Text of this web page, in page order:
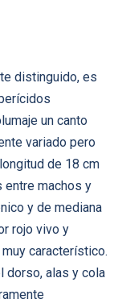
distinguido, es
un canto
variado pero
de 18 cm
entre machos y
y de mediana
rojo vivo y
característico.
dorso, alas y cola